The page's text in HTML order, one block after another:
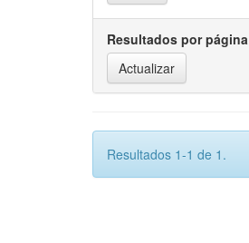
Resultados por página
Resultados 1-1 de 1.